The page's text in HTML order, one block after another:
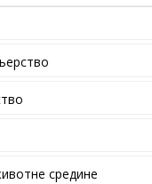
средине